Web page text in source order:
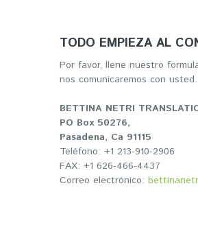
TODO EMPIEZA AL
Por favor, llene nuestro
nos comunicaremos con usted.
BETTINA NETRI
PO Box 50276,
Pasadena, Ca 91115
Teléfono: +1 213-910-2906
FAX: +1 626-466-4437
Correo electrónico: